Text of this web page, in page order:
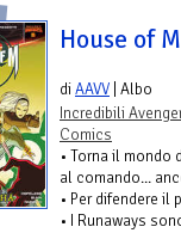
House of
diAAVV | Albo
Incredibili
Comics
• Torna il mondo
al comando...
• Per difendere
• I Runaways